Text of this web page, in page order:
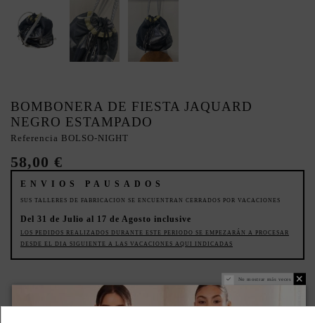
BOMBONERA DE FIESTA JAQUARD
NEGRO ESTAMPADO
Referencia BOLSO-NIGHT
58,00 €
ENVIOS PAUSADOS
SUS TALLERES DE FABRICACION SE ENCUENTRAN CERRADOS POR VACACIONES
Del 31 de Julio al 17 de Agosto inclusive
LOS PEDIDOS REALIZADOS DURANTE ESTE PERIODO SE EMPEZARÁN A PROCESAR
DESDE EL DIA SIGUIENTE A LAS VACACIONES AQUI INDICADAS
PRODUCTO REALIZADO ARTESANALMENTE
No mostrar más veces